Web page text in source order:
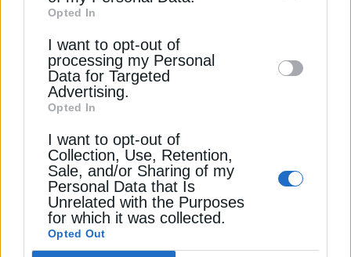
Downstream Participants
disclose it to other third parties.
Opted In
I want to opt-out of
processing my Personal
Data for Targeted
Advertising.
Opted In
I want to opt-out of
Collection, Use, Retention,
Sale, and/or Sharing of my
Personal Data that Is
Unrelated with the Purposes
for which it was collected.
Opted Out
03 Στενών του Ορμούζ, ποια έργα έχουν
8 Αυγούστου 2026
04
ΔΙΕΘΝΗ
Η Βρετανία φρενάρει τις εξαγωγές
ρεύματος προς την Ευρώπη – Στο όριο
8 Αυγούστου 2026
05
ΑΡΘΡΑ
Great Sea Interconnector: Σημαντικές
οι υπογραφές, αλλά έπεται η
πραγματική δοκιμασία
8 Αυγούστου 2026